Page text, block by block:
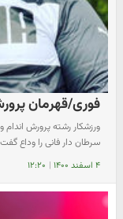
فوری/قهرمان
ورزشکار رشته پرورش اندام
سرطان دار فانی را وداع
۴ اسفند ۱۴۰۰ | ۱۲:۲۰